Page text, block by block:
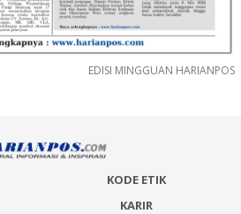
EDISI MINGGUAN HARIANPOS
KODE ETIK
KARIR